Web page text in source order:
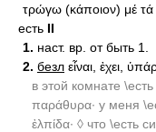
τρώγω (κάποιον) μέ τά
есть II
1. наст. вр. от быть 1.
2. безл εἶναι, ἐχει,
в этой комнате
παράθυρα· у меня
ἐλπίδα· ◊ что \есть